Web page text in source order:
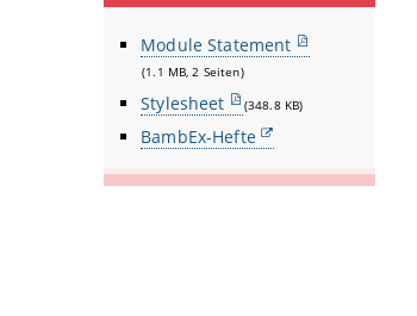
Module Statement
(1.1 MB, 2 Seiten)
Stylesheet (348.8 KB)
BambEx-Hefte